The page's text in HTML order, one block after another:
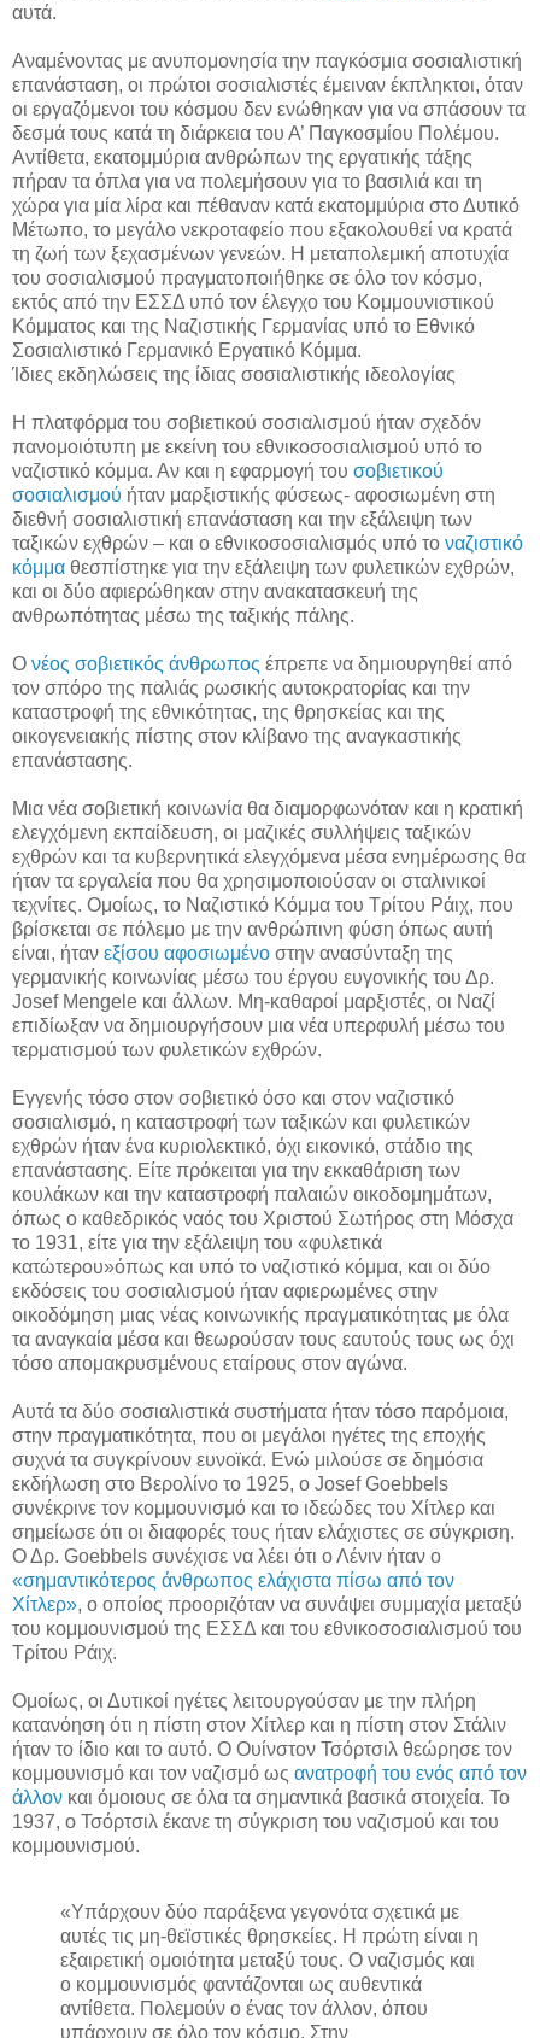
αυτά.
Αναμένοντας με ανυπομονησία την παγκόσμια σοσιαλιστική
επανάσταση, οι πρώτοι σοσιαλιστές έμειναν έκπληκτοι, όταν
οι εργαζόμενοι του κόσμου δεν ενώθηκαν για να σπάσουν τα
δεσμά τους κατά τη διάρκεια του Α’ Παγκοσμίου Πολέμου.
Αντίθετα, εκατομμύρια ανθρώπων της εργατικής τάξης
πήραν τα όπλα για να πολεμήσουν για το βασιλιά και τη
χώρα για μία λίρα και πέθαναν κατά εκατομμύρια στο Δυτικό
Μέτωπο, το μεγάλο νεκροταφείο που εξακολουθεί να κρατά
τη ζωή των ξεχασμένων γενεών. Η μεταπολεμική αποτυχία
του σοσιαλισμού πραγματοποιήθηκε σε όλο τον κόσμο,
εκτός από την ΕΣΣΔ υπό τον έλεγχο του Κομμουνιστικού
Κόμματος και της Ναζιστικής Γερμανίας υπό το Εθνικό
Σοσιαλιστικό Γερμανικό Εργατικό Κόμμα.
Ίδιες εκδηλώσεις της ίδιας σοσιαλιστικής ιδεολογίας
Η πλατφόρμα του σοβιετικού σοσιαλισμού ήταν σχεδόν
πανομοιότυπη με εκείνη του εθνικοσοσιαλισμού υπό το
ναζιστικό κόμμα. Αν και η εφαρμογή του σοβιετικού
σοσιαλισμού ήταν μαρξιστικής φύσεως- αφοσιωμένη στη
διεθνή σοσιαλιστική επανάσταση και την εξάλειψη των
ταξικών εχθρών – και ο εθνικοσοσιαλισμός υπό το ναζιστικό
κόμμα θεσπίστηκε για την εξάλειψη των φυλετικών εχθρών,
και οι δύο αφιερώθηκαν στην ανακατασκευή της
ανθρωπότητας μέσω της ταξικής πάλης.
Ο νέος σοβιετικός άνθρωπος έπρεπε να δημιουργηθεί από
τον σπόρο της παλιάς ρωσικής αυτοκρατορίας και την
καταστροφή της εθνικότητας, της θρησκείας και της
οικογενειακής πίστης στον κλίβανο της αναγκαστικής
επανάστασης.
Μια νέα σοβιετική κοινωνία θα διαμορφωνόταν και η κρατική
ελεγχόμενη εκπαίδευση, οι μαζικές συλλήψεις ταξικών
εχθρών και τα κυβερνητικά ελεγχόμενα μέσα ενημέρωσης θα
ήταν τα εργαλεία που θα χρησιμοποιούσαν οι σταλινικοί
τεχνίτες. Ομοίως, το Ναζιστικό Κόμμα του Τρίτου Ράιχ, που
βρίσκεται σε πόλεμο με την ανθρώπινη φύση όπως αυτή
είναι, ήταν εξίσου αφοσιωμένο στην ανασύνταξη της
γερμανικής κοινωνίας μέσω του έργου ευγονικής του Δρ.
Josef Mengele και άλλων. Μη-καθαροί μαρξιστές, οι Ναζί
επιδίωξαν να δημιουργήσουν μια νέα υπερφυλή μέσω του
τερματισμού των φυλετικών εχθρών.
Εγγενής τόσο στον σοβιετικό όσο και στον ναζιστικό
σοσιαλισμό, η καταστροφή των ταξικών και φυλετικών
εχθρών ήταν ένα κυριολεκτικό, όχι εικονικό, στάδιο της
επανάστασης. Είτε πρόκειται για την εκκαθάριση των
κουλάκων και την καταστροφή παλαιών οικοδομημάτων,
όπως ο καθεδρικός ναός του Χριστού Σωτήρος στη Μόσχα
το 1931, είτε για την εξάλειψη του «φυλετικά
κατώτερου»όπως και υπό το ναζιστικό κόμμα, και οι δύο
εκδόσεις του σοσιαλισμού ήταν αφιερωμένες στην
οικοδόμηση μιας νέας κοινωνικής πραγματικότητας με όλα
τα αναγκαία μέσα και θεωρούσαν τους εαυτούς τους ως όχι
τόσο απομακρυσμένους εταίρους στον αγώνα.
Αυτά τα δύο σοσιαλιστικά συστήματα ήταν τόσο παρόμοια,
στην πραγματικότητα, που οι μεγάλοι ηγέτες της εποχής
συχνά τα συγκρίνουν ευνοϊκά. Ενώ μιλούσε σε δημόσια
εκδήλωση στο Βερολίνο το 1925, ο Josef Goebbels
συνέκρινε τον κομμουνισμό και το ιδεώδες του Χίτλερ και
σημείωσε ότι οι διαφορές τους ήταν ελάχιστες σε σύγκριση.
Ο Δρ. Goebbels συνέχισε να λέει ότι ο Λένιν ήταν ο
«σημαντικότερος άνθρωπος ελάχιστα πίσω από τον
Χίτλερ», ο οποίος προοριζόταν να συνάψει συμμαχία μεταξύ
του κομμουνισμού της ΕΣΣΔ και του εθνικοσοσιαλισμού του
Τρίτου Ράιχ.
Ομοίως, οι Δυτικοί ηγέτες λειτουργούσαν με την πλήρη
κατανόηση ότι η πίστη στον Χίτλερ και η πίστη στον Στάλιν
ήταν το ίδιο και το αυτό. Ο Ουίνστον Τσόρτσιλ θεώρησε τον
κομμουνισμό και τον ναζισμό ως ανατροφή του ενός από τον
άλλον και όμοιους σε όλα τα σημαντικά βασικά στοιχεία. Το
1937, ο Τσόρτσιλ έκανε τη σύγκριση του ναζισμού και του
κομμουνισμού.
«Υπάρχουν δύο παράξενα γεγονότα σχετικά με
αυτές τις μη-θεϊστικές θρησκείες. Η πρώτη είναι η
εξαιρετική ομοιότητα μεταξύ τους. Ο ναζισμός και
ο κομμουνισμός φαντάζονται ως αυθεντικά
αντίθετα. Πολεμούν ο ένας τον άλλον, όπου
υπάρχουν σε όλο τον κόσμο. Στην